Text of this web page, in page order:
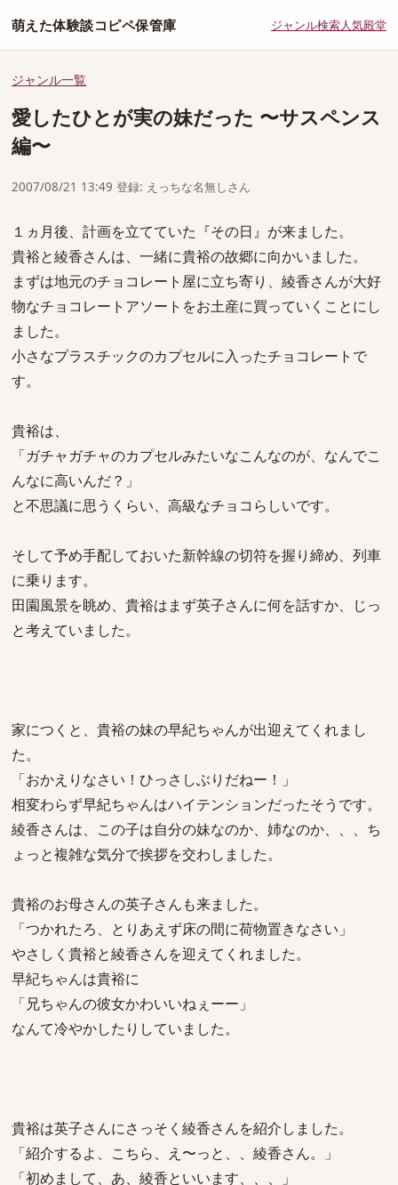
萌えた体験談コピペ保管庫 ジャンル検索人気殿堂
ジャンル一覧
愛したひとが実の妹だった 〜サスペンス
編〜
2007/08/21 13:49 登録: えっちな名無しさん
１ヵ月後、計画を立てていた『その日』が来ました。
貴裕と綾香さんは、一緒に貴裕の故郷に向かいました。
まずは地元のチョコレート屋に立ち寄り、綾香さんが大好
物なチョコレートアソートをお土産に買っていくことにし
ました。
小さなプラスチックのカプセルに入ったチョコレートで
す。
貴裕は、
「ガチャガチャのカプセルみたいなこんなのが、なんでこ
んなに高いんだ？」
と不思議に思うくらい、高級なチョコらしいです。
そして予め手配しておいた新幹線の切符を握り締め、列車
に乗ります。
田園風景を眺め、貴裕はまず英子さんに何を話すか、じっ
と考えていました。
家につくと、貴裕の妹の早紀ちゃんが出迎えてくれまし
た。
「おかえりなさい！ひっさしぶりだねー！」
相変わらず早紀ちゃんはハイテンションだったそうです。
綾香さんは、この子は自分の妹なのか、姉なのか、、、ち
ょっと複雑な気分で挨拶を交わしました。
貴裕のお母さんの英子さんも来ました。
「つかれたろ、とりあえず床の間に荷物置きなさい」
やさしく貴裕と綾香さんを迎えてくれました。
早紀ちゃんは貴裕に
「兄ちゃんの彼女かわいいねぇーー」
なんて冷やかしたりしていました。
貴裕は英子さんにさっそく綾香さんを紹介しました。
「紹介するよ、こちら、え〜っと、、綾香さん。」
「初めまして、あ、綾香といいます、、、」